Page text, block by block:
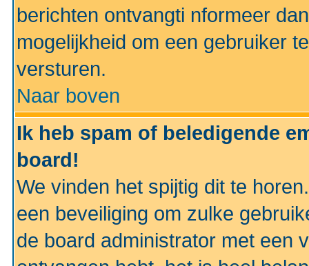
berichten ontvangti nformeer
mogelijkheid om een gebruiker
versturen.
Naar boven
Ik heb spam of beledigende
board!
We vinden het spijtig dit te
een beveiliging om zulke
de board administrator met een